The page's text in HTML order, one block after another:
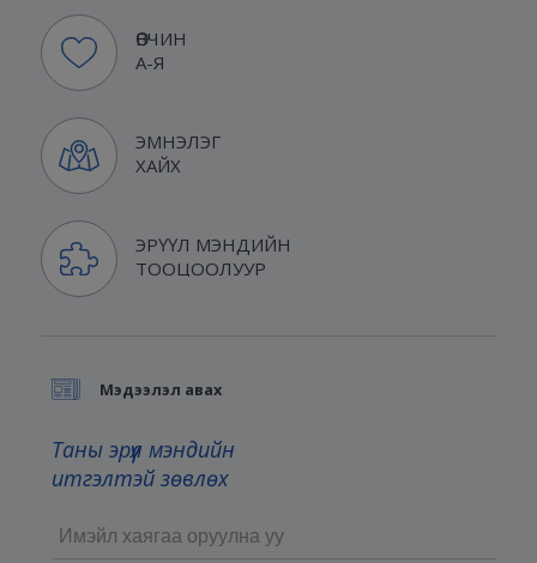
ӨВЧИН
А-Я
ЭМНЭЛЭГ
ХАЙХ
ЭРҮҮЛ МЭНДИЙН
ТООЦООЛУУР
Мэдээлэл авах
Таны эрүүл мэндийн
итгэлтэй зөвлөх